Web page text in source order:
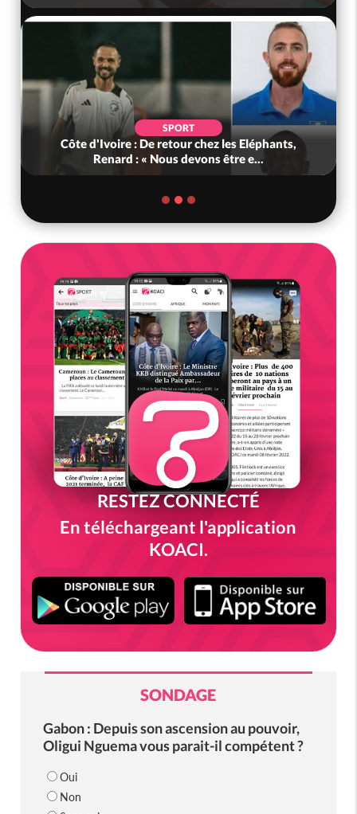
SPORT
Côte d'Ivoire : De retour chez les Eléphants,
Renard : « Nous devons être e...
RESTEZ CONNECTÉ
En téléchargeant l'application
KOACI.
SONDAGE
Gabon : Depuis son ascension au pouvoir,
Oligui Nguema vous parait-il compétent ?
Oui
Non